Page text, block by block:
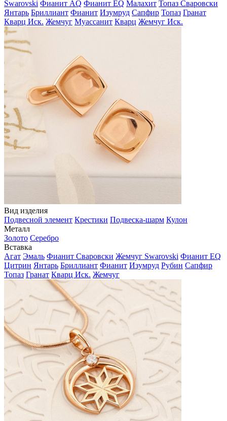
Swarovski Фианит AQ Фианит EQ Малахит Топаз Сваровски
Янтарь Бриллиант Фианит Изумруд Сапфир Топаз Гранат
Кварц Иск. Жемчуг Муассанит Кварц Жемчуг Иск.
Вид изделия
Подвесной элемент Крестики Подвеска-шарм Кулон
Металл
Золото Серебро
Вставка
Агат Эмаль Фианит Сваровски Жемчуг Swarovski Фианит EQ
Цитрин Янтарь Бриллиант Фианит Изумруд Рубин Сапфир
Топаз Гранат Кварц Иск. Жемчуг